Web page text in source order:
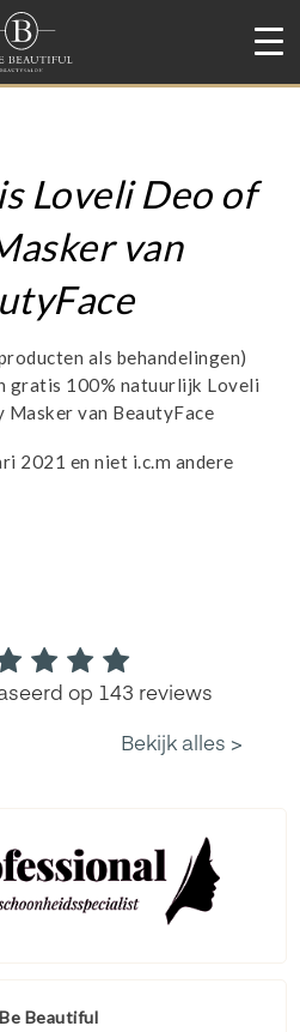
Loveli Deo of
van
als behandelingen)
gratis 100% natuurlijk Loveli
Masker van BeautyFace
2021 en niet i.c.m andere
Beautiful